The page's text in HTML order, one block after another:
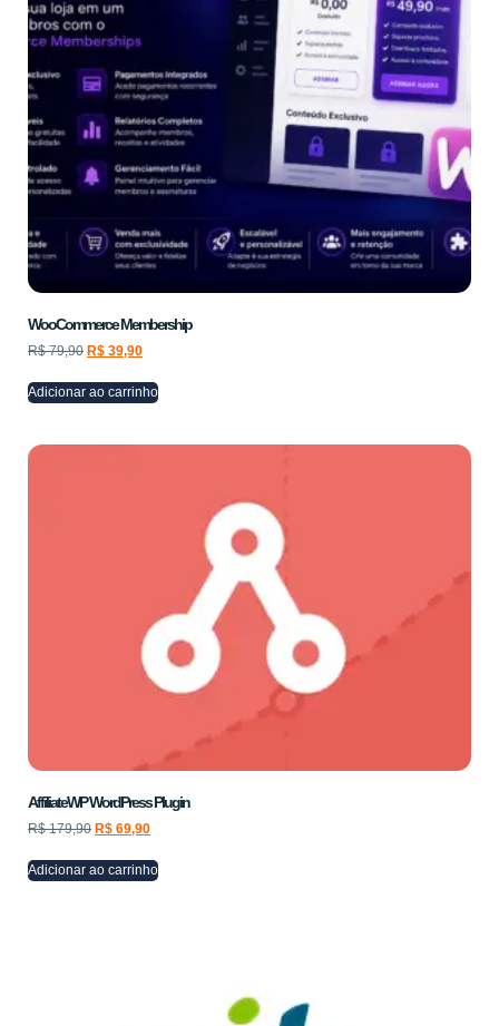
WooCommerce Membership
R$79,90 R$ 39,90
Adicionar ao carrinho
AffiliateWP WordPress Plugin
R$179,90 R$ 69,90
Adicionar ao carrinho